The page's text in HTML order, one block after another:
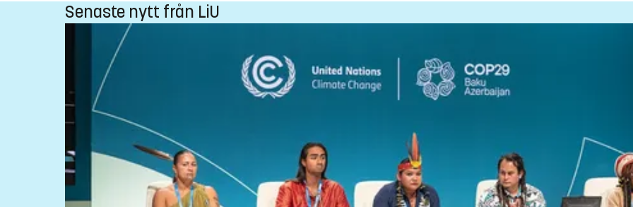
Senaste nytt från LiU